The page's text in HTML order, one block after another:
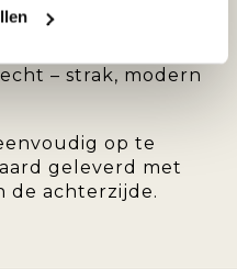
aan het kunstwerk
– strak, modern
op te
geleverd met
de achterzijde.